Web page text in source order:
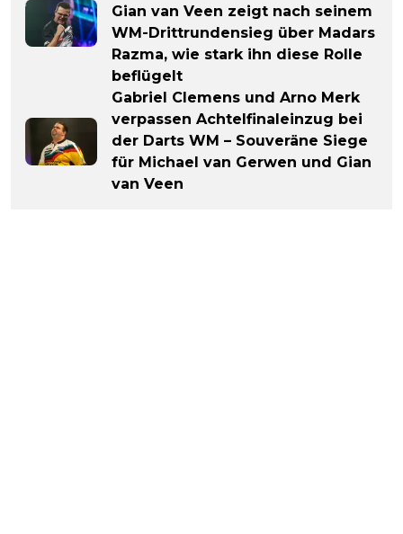
Gian van Veen zeigt nach seinem
WM-Drittrundensieg über Madars
Razma, wie stark ihn diese Rolle
beflügelt
Gabriel Clemens und Arno Merk
verpassen Achtelfinaleinzug bei
der Darts WM – Souveräne Siege
für Michael van Gerwen und Gian
van Veen